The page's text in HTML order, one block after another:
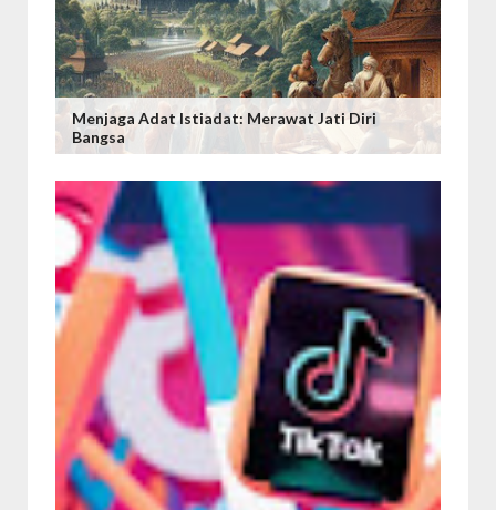
Menjaga Adat Istiadat: Merawat Jati Diri
Bangsa